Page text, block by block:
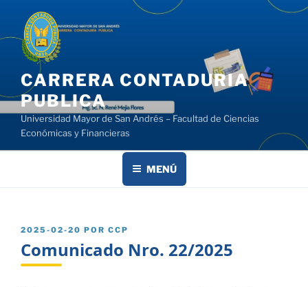
contenido
CARRERA CONTADURIA
PUBLICA
Universidad Mayor de San Andrés – Facultad de Ciencias
Económicas y Financieras
MENÚ
PUBLICADO
2025-02-20 POR CCP
Comunicado Nro. 22/2025